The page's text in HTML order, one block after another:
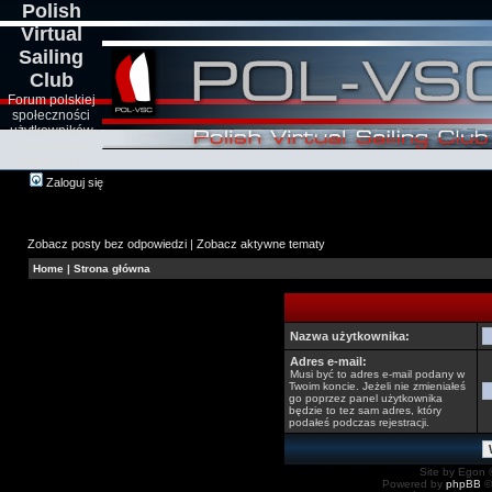
Polish
Virtual
Sailing
Club
Forum polskiej
społeczności
użytkowników
Zaloguj się
Zobacz posty bez odpowiedzi | Zobacz aktywne tematy
Home | Strona główna
Nazwa użytkownika:
Adres e-mail:
Musi być to adres e-mail podany w
Twoim koncie. Jeżeli nie zmieniałeś
go poprzez panel użytkownika
będzie to tez sam adres, który
podałeś podczas rejestracji.
Site by Egon
Powered by phpBB